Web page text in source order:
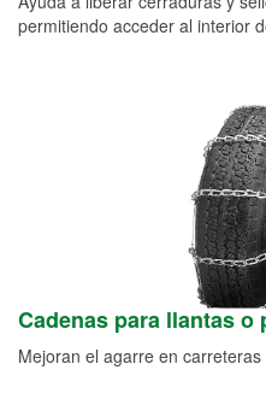
permitiendo acceder al interior
Cadenas para llantas
Mejoran el agarre en